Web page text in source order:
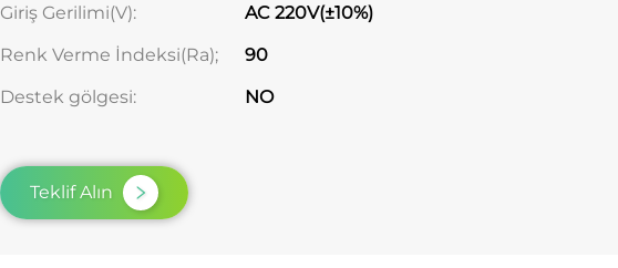
Giriş Gerilimi(V):
AC 220V(±10%)
Renk Verme İndeksi(Ra);
90
Destek gölgesi:
NO
Teklif Alın